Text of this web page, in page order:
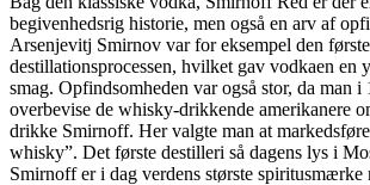
begivenhedsrig historie, men også en arv af
Arsenjevitj Smirnov var for eksempel den
destillationsprocessen, hvilket gav vodkaen en
smag. Opfindsomheden var også stor, da man i
overbevise de whisky-drikkende amerikanere
drikke Smirnoff. Her valgte man at
whisky”. Det første destilleri så dagens lys i
Smirnoff er i dag verdens største spiritusmærke